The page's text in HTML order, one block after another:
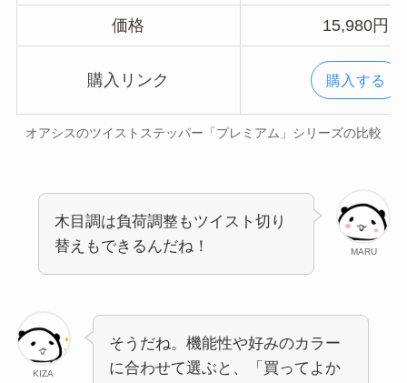
価格 15,980円
購入リンク 購入する
オアシスのツイストステッパー「プレミアム」シリーズの比較
MARU
木目調は負荷調整もツイスト切り
替えもできるんだね！
KIZA
そうだね。機能性や好みのカラー
に合わせて選ぶと、「買ってよか